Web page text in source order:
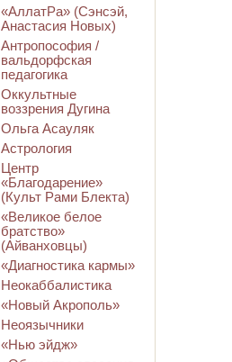
«АллатРа» (Сэнсэй,
Анастасия Новых)
Антропософия /
вальдорфская
педагогика
Оккультные
воззрения Дугина
Ольга Асауляк
Астрология
Центр
«Благодарение»
(Культ Рами Блекта)
«Великое белое
братство»
(Айванховцы)
«Диагностика кармы»
Неокаббалистика
«Новый Акрополь»
Неоязычники
«Нью эйдж»